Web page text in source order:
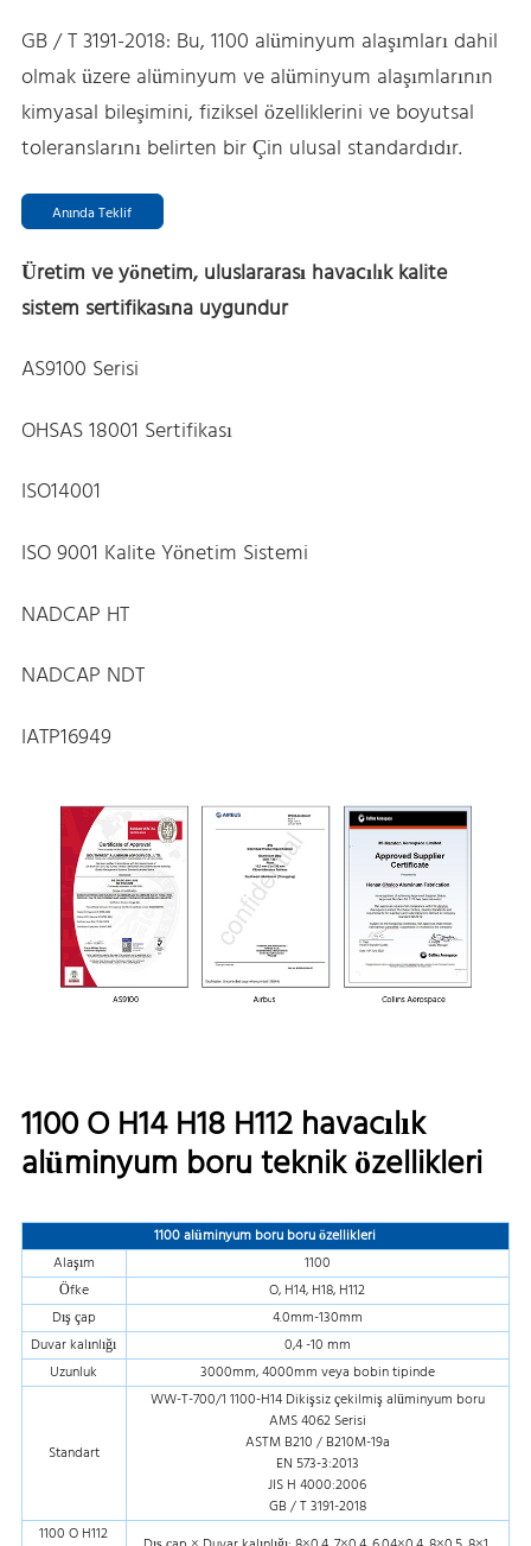
GB / T 3191-2018: Bu, 1100 alüminyum alaşımları dahil
olmak üzere alüminyum ve alüminyum alaşımlarının
kimyasal bileşimini, fiziksel özelliklerini ve boyutsal
toleranslarını belirten bir Çin ulusal standardıdır.
Anında Teklif
Üretim ve yönetim, uluslararası havacılık kalite
sistem sertifikasına uygundur
AS9100 Serisi
OHSAS 18001 Sertifikası
ISO14001
ISO 9001 Kalite Yönetim Sistemi
NADCAP HT
NADCAP NDT
IATP16949
1100 O H14 H18 H112 havacılık
alüminyum boru teknik özellikleri
1100 alüminyum boru boru özellikleri
Alaşım
1100
Öfke
O, H14, H18, H112
Dış çap
4.0mm-130mm
Duvar kalınlığı
0,4 -10 mm
Uzunluk
3000mm, 4000mm veya bobin tipinde
Standart
WW-T-700/1 1100-H14 Dikişsiz çekilmiş alüminyum boru
AMS 4062 Serisi
ASTM B210 / B210M-19a
EN 573-3:2013
JIS H 4000:2006
GB / T 3191-2018
1100 O H112